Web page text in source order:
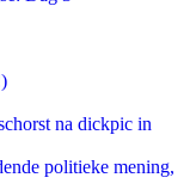
na dickpic in
politieke mening,